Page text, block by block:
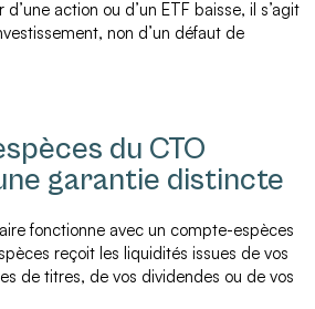
action ou d’un ETF baisse, il s’agit
non d’un défaut de
du CTO
garantie distincte
fonctionne avec un compte-espèces
reçoit les liquidités issues de vos
de titres, de vos dividendes ou de vos